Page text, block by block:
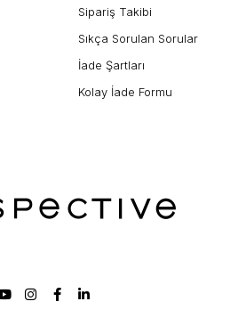
Sipariş Takibi
Sıkça Sorulan Sorular
İade Şartları
Kolay İade Formu